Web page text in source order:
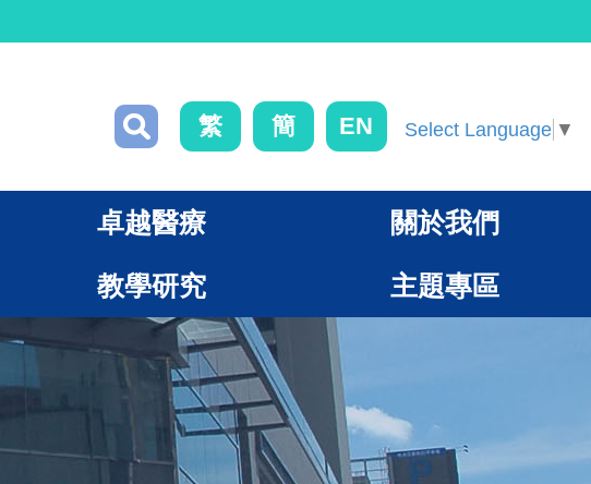
繁 簡 EN Select Language ▼
卓越醫療 關於我們
教學研究 主題專區